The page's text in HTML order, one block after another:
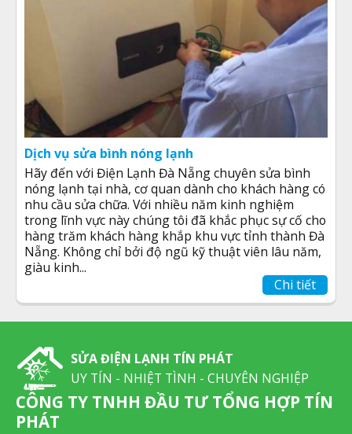
Dịch vụ sửa bình nóng lạnh
Hãy đến với Điện Lạnh Đà Nẵng chuyên sửa bình
nóng lạnh tại nhà, cơ quan dành cho khách hàng có
nhu cầu sửa chữa. Với nhiều năm kinh nghiệm
trong lĩnh vực này chúng tôi đã khắc phục sự cố cho
hàng trăm khách hàng khắp khu vực tỉnh thành Đà
Nẵng. Không chỉ bởi độ ngũ kỹ thuật viên lâu năm,
giàu kinh...
Chi tiết
SỬA ĐIỆN LẠNH TÍN PHÁT
UY TÍN - NHIỆT TÌNH - CHUYÊN NGHIỆP
CÔNG TY TNHH ĐẦU TƯ TỔNG HỢP TÍN
PHÁT